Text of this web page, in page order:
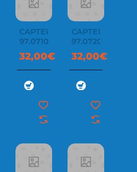
CAPTEUR
97.07100.91
32,00€
CAPTEUR
97.07200.31
32,00€